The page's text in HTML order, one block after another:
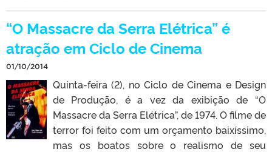
“O Massacre da Serra Elétrica” é
atração em Ciclo de Cinema
01/10/2014
Quinta-feira (2), no Ciclo de Cinema e Design
de Produção, é a vez da exibição de “O
Massacre da Serra Elétrica”, de 1974. O filme de
terror foi feito com um orçamento baixíssimo,
mas os boatos sobre o realismo de seu